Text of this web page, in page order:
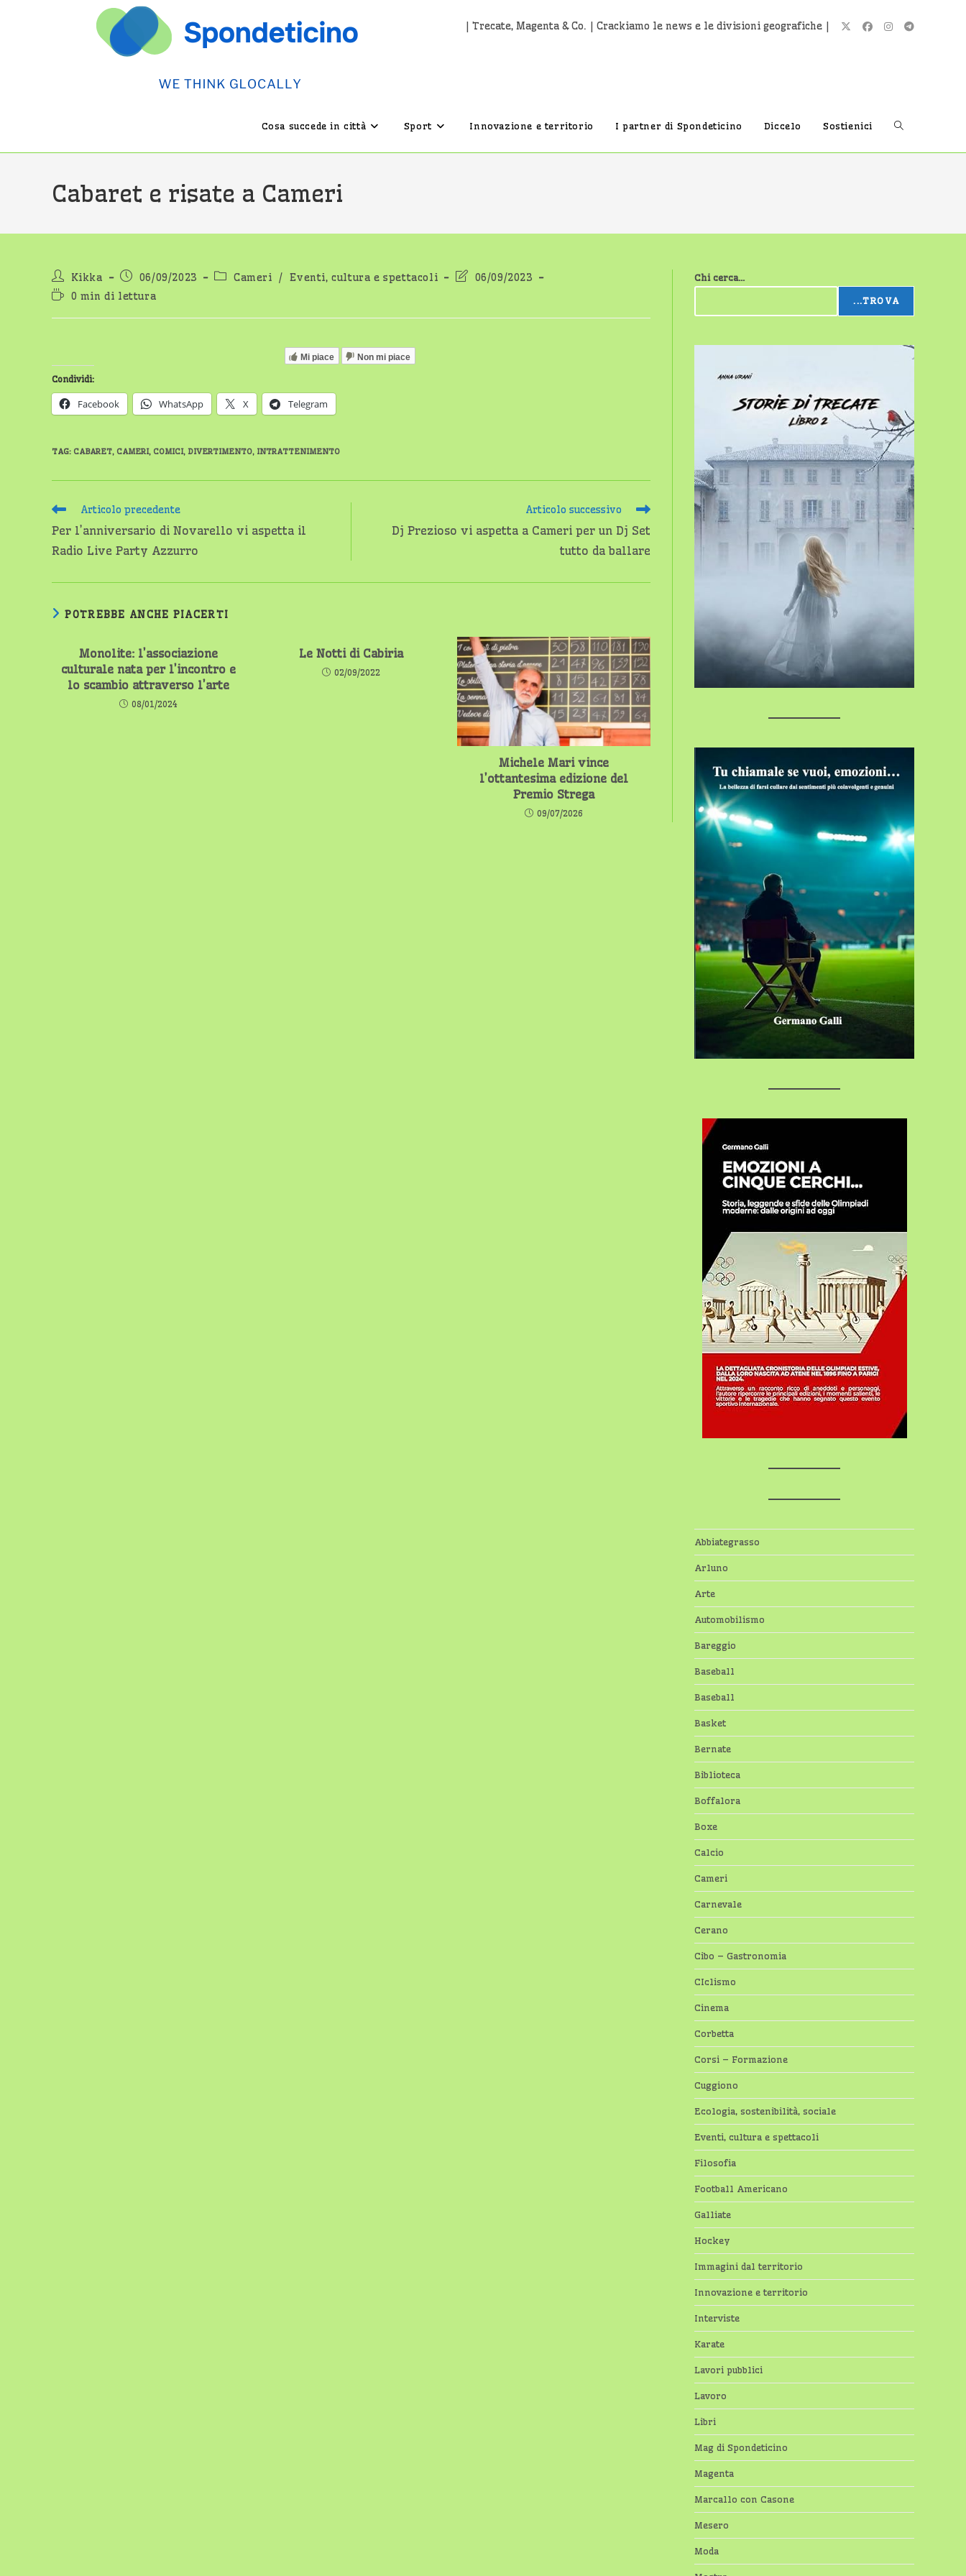
| Trecate, Magenta & Co. | Crackiamo le news e le divisioni geografiche |
Cosa succede in città Sport Innovazione e territorio I partner di Spondeticino Diccelo Sostienici Attiva/
ricerca
sul
Cabaret e risate a Cameri
Autore
dell'articolo:
Kikka
Articolo
pubblicato:
06/09/2023
Categoria
Cameri / Eventi, cultura e spettacoli
Ultima06/09/2023
Tempo
lettura:
0 min di lettura
Mi piace Non mi piace
Condividi:
Facebook WhatsApp X Telegram
TAG: CABARET, CAMERI, COMICI, DIVERTIMENTO, INTRATTENIMENTO
Leggi
articoli
Articolo precedente
Per l’anniversario di Novarello vi aspetta il
Radio Live Party Azzurro
Articolo successivo
Dj Prezioso vi aspetta a Cameri per un Dj Set
tutto da ballare
POTREBBE ANCHE PIACERTI
Monolite: l’associazione
culturale nata per l’incontro e
lo scambio attraverso l’arte
08/01/2024
Le Notti di Cabiria
02/09/2022
Michele Mari vince
l’ottantesima edizione del
Premio Strega
09/07/2026
Chi cerca...
...TROVA
Abbiategrasso
Arluno
Arte
Automobilismo
Bareggio
Baseball
Baseball
Basket
Bernate
Biblioteca
Boffalora
Boxe
Calcio
Cameri
Carnevale
Cerano
Cibo – Gastronomia
CIclismo
Cinema
Corbetta
Corsi – Formazione
Cuggiono
Ecologia, sostenibilità, sociale
Eventi, cultura e spettacoli
Filosofia
Football Americano
Galliate
Hockey
Immagini dal territorio
Innovazione e territorio
Interviste
Karate
Lavori pubblici
Lavoro
Libri
Mag di Spondeticino
Magenta
Marcallo con Casone
Mesero
Moda